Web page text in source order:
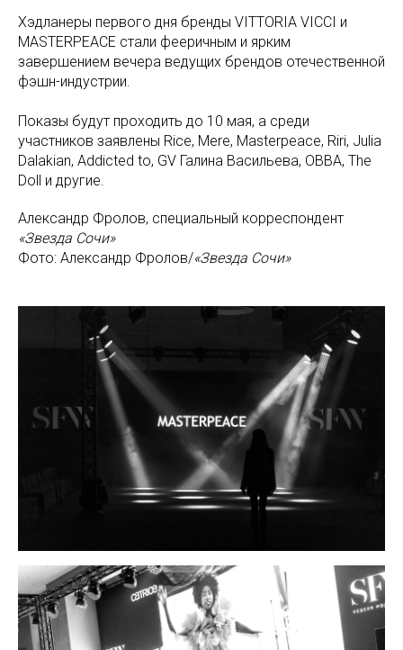
Хэдланеры первого дня бренды VITTORIA VICCI и
MASTERPEACE стали фееричным и ярким
завершением вечера ведущих брендов отечественной
фэшн-индустрии.
Показы будут проходить до 10 мая, а среди
участников заявлены Rice, Mere, Masterpeace, Riri, Julia
Dalakian, Addicted to, GV Галина Васильева, OBBA, The
Doll и другие.
Александр Фролов, специальный корреспондент
«Звезда Сочи»
Фото: Александр Фролов/«Звезда Сочи»